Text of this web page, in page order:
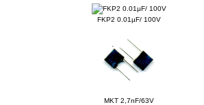
FKP2 0.01µF/ 100V
MKT 2,7nF/63V